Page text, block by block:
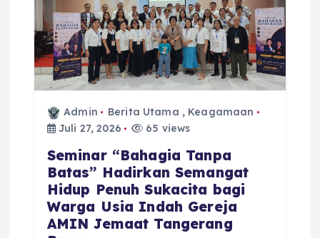
Admin Berita Utama , Keagamaan
Juli 27, 2026
65 views
Seminar “Bahagia Tanpa
Batas” Hadirkan Semangat
Hidup Penuh Sukacita bagi
Warga Usia Indah Gereja
AMIN Jemaat Tangerang